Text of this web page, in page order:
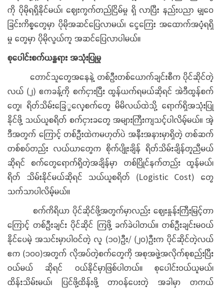
ကို ပိုမိုရရှိနိုင်မယ်၊ ဈေးကွက်တည်ငြိမ်မှု ရှိ လာပြီး နည်းပညာ မျှဝေ
ခြင်းကိစ္စတွေမှာ ပိုမိုအဆင်ပြေလာမယ်၊ ငွေကြေး အထောက်အပံ့ရရှိ
မှု တွေမှာ ပိုမိုလွယ်ကူ အဆင်ပြေလာပါမယ်။
စုပေါင်းစက်ယန္တရား အသုံးပြုမှု
တောင်သူတွေအနေနဲ့ တစ်ဦးတစ်ယောက်ချင်းစီက ပိုင်ဆိုင်တဲ့
လယ် (၂) ဧကခန့်ကို စက်ငှားပြီး ထွန်ယက်ရမယ်ဆိုရင် အဲဒီထွန်စက်
တွေ၊ ရိတ်သိမ်းခြေွလှေ့စက်တွေ မိမိလယ်ထဲသို့ ရောက်ရှိအသုံးပြု
နိုင်ဖို့ သယ်ယူစရိတ် စက်ငှားခတွေ အများကြီးကျသင့်ပါလိမ့်မယ်။ အဲ့
ဒီအတွက် ကြောင့် တစ်ဦးထဲကမဟုတ်ပဲ အနီးအနားမှာရှိတဲ့ တစ်ဆက်
တစ်စပ်တည်း လယ်ယာတွေက စိုက်ပျိုးချိန် ရိတ်သိမ်းချိန်တူညီမယ်
ဆိုရင် စက်တွေရောက်ရှိတဲ့အချိန်မှာ တစ်ပြိုင်နက်တည်း ထွန်မယ်၊
ရိတ် သိမ်းနိုင်မယ်ဆိုရင် သယ်ယူစရိတ် (Logistic Cost) တွေ
သက်သာပါလိမ့်မယ်။
စက်ကိရိယာ ပိုင်ဆိုင်ဖို့အတွက်မှာလည်း ဈေးနှုန်းကြီးမြင့်တာ
ကြောင့် တစ်ဦးချင်း ပိုင်ဆိုင် ကြဖို့ ခက်ခဲပါတယ်။ တစ်ဦးချင်းမဝယ်
နိုင်ပေမဲ့ အသင်းမှာပါဝင်တဲ့ လူ (၁၀)ဦး/ (၂၀)ဦးက ပိုင်ဆိုင်တဲ့လယ်
ဧက (၁၀၀)အတွက် လိုအပ်တဲ့စက်တွေကို အစုအဖွဲ့အလိုက်စုစည်းပြီး
ဝယ်မယ် ဆိုရင် ဝယ်နိုင်မှာဖြစ်ပါတယ်။ စုပေါင်းဝယ်ယူမယ်၊
ထိန်းသိမ်းမယ်၊ ပြင်ဖို့ထိန်းဖို့ တာဝန်ပေးတဲ့ အခါမှာ တကယ်